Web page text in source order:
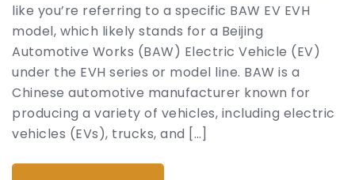
like you’re referring to a specific BAW EV EVH
model, which likely stands for a Beijing
Automotive Works (BAW) Electric Vehicle (EV)
under the EVH series or model line. BAW is a
Chinese automotive manufacturer known for
producing a variety of vehicles, including electric
vehicles (EVs), trucks, and […]